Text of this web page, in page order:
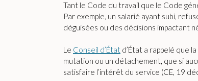
Tant le Code du travail que le Code
Par exemple, un salarié ayant subi,
déguisées ou des décisions impactant
Le Conseil d’État d’État a rappelé que
mutation ou un détachement, que si
satisfaire l’intérêt du service (CE, 19